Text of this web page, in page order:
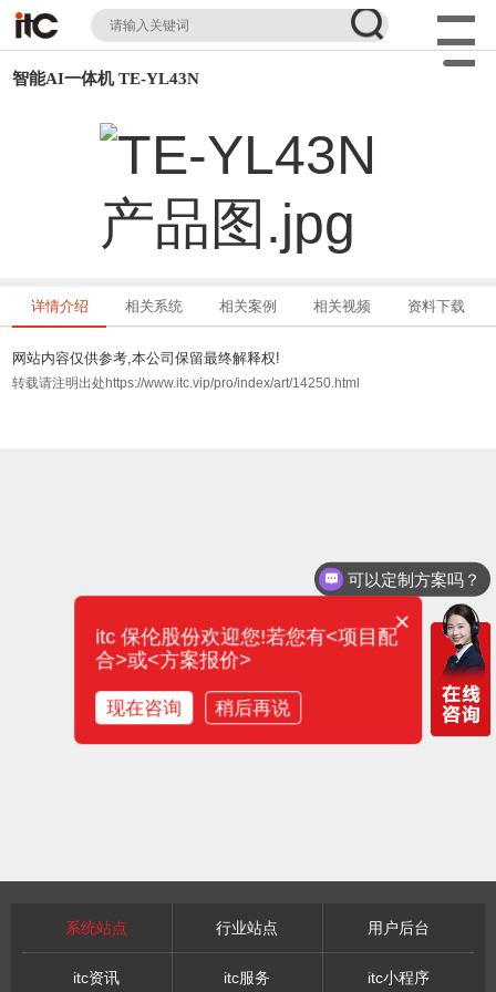
智能AI一体机 TE-YL43N
详情介绍 相关系统 相关案例 相关视频 资料下载
网站内容仅供参考,本公司保留最终解释权!
转载请注明出处https://www.itc.vip/pro/index/art/14250.html
系统站点 行业站点 用户后台
itc资讯 itc服务 itc小程序
可以定制方案吗？
×
itc 保伦股份欢迎您!若您有<项目配
合>或<方案报价>
现在咨询 稍后再说